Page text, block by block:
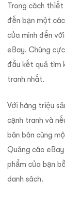
Trong cách
đến bạn một
của mình đến
eBay. Chúng
đầu kết quả tìm
tranh nhất.
Với hàng triệu
cạnh tranh và
bán bán cùng
Quảng cáo
phẩm của bạn
danh sách.